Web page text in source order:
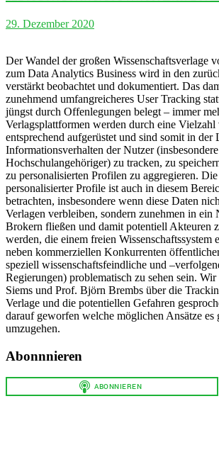
29. Dezember 2020
Der Wandel der großen Wissenschaftsverlage
zum Data Analytics Business wird in den
verstärkt beobachtet und dokumentiert. Das
zunehmend umfangreicheres User Tracking
jüngst durch Offenlegungen belegt – immer
Verlagsplattformen werden durch eine
entsprechend aufgerüstet und sind somit in der
Informationsverhalten der Nutzer (insbesondere
Hochschulangehöriger) zu tracken, zu
zu personalisierten Profilen zu aggregieren.
personalisierter Profile ist auch in diesem
betrachten, insbesondere wenn diese Daten
Verlagen verbleiben, sondern zunehmen in ein
Brokern fließen und damit potentiell Akteuren
werden, die einem freien Wissenschaftssystem
neben kommerziellen Konkurrenten
speziell wissenschaftsfeindliche und
Regierungen) problematisch zu sehen sein.
Siems und Prof. Björn Brembs über die
Verlage und die potentiellen Gefahren
darauf geworfen welche möglichen Ansätze es
umzugehen.
Abonnnieren